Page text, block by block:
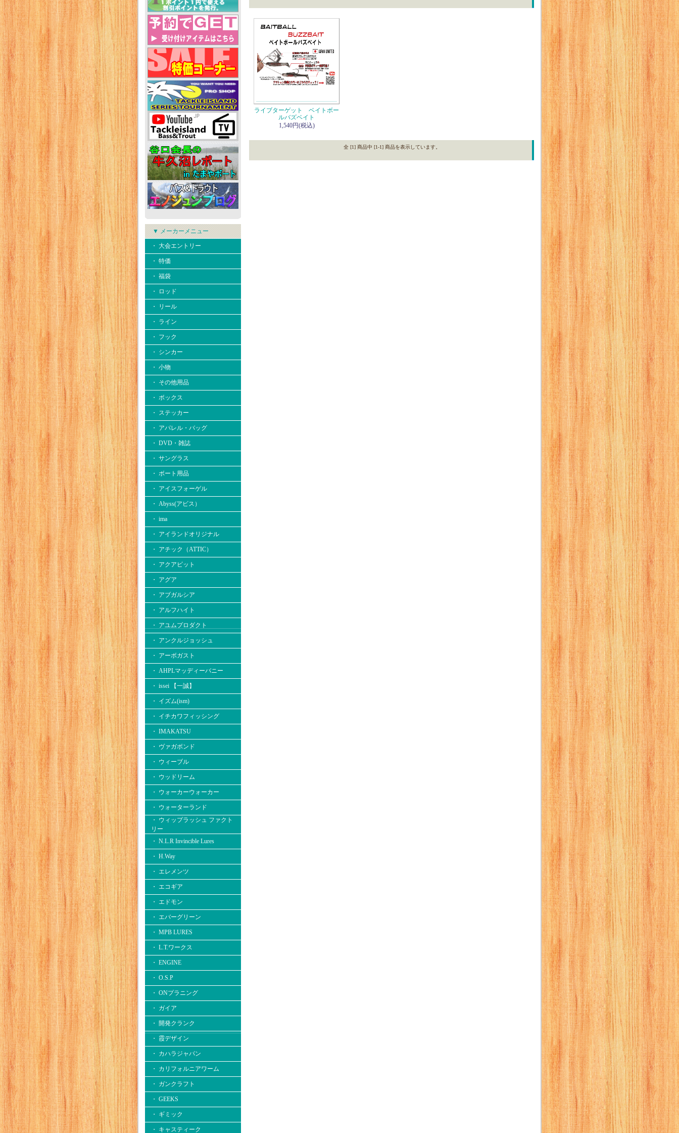
▼ メーカーメニュー
・ 大会エントリー
・ 特価
・ 福袋
・ ロッド
・ リール
・ ライン
・ フック
・ シンカー
・ 小物
・ その他用品
・ ボックス
・ ステッカー
・ アパレル・バッグ
・ DVD・雑誌
・ サングラス
・ ボート用品
・ アイスフォーゲル
・ Abyss(アビス）
・ ima
・ アイランドオリジナル
・ アチック（ATTIC）
・ アクアビット
・ アグア
・ アブガルシア
・ アルフハイト
・ アユムプロダクト
・ アンクルジョッシュ
・ アーボガスト
・ AHPLマッディーバニー
・ issei 【一誠】
・ イズム(ism)
・ イチカワフィッシング
・ IMAKATSU
・ ヴァガボンド
・ ウィーブル
・ ウッドリーム
・ ウォーカーウォーカー
・ ウォーターランド
・ ウィップラッシュ ファクト
リー
・ N.L.R Invincible Lures
・ H.Way
・ エレメンツ
・ エコギア
・ エドモン
・ エバーグリーン
・ MPB LURES
・ L.T.ワークス
・ ENGINE
・ O.S.P
・ ONプラニング
・ ガイア
・ 開発クランク
・ 霞デザイン
・ カハラジャパン
・ カリフォルニアワーム
・ ガンクラフト
・ GEEKS
・ ギミック
・ キャスティーク
ライブターゲット ベイトボー
ルバズベイト
1,540円(税込)
全 [1] 商品中 [1-1] 商品を表示しています。